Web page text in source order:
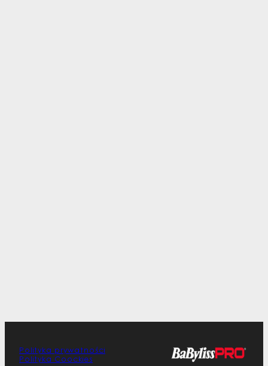
Polityka prywatności
Polityka Coockies